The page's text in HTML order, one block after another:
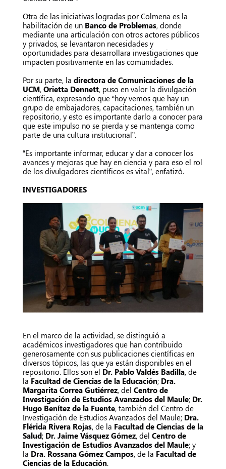
Otra de las iniciativas logradas por Colmena es la
habilitación de un Banco de Problemas, donde
mediante una articulación con otros actores públicos
y privados, se levantaron necesidades y
oportunidades para desarrollara investigaciones que
impacten positivamente en las comunidades.
Por su parte, la directora de Comunicaciones de la
UCM, Orietta Dennett, puso en valor la divulgación
científica, expresando que “hoy vemos que hay un
grupo de embajadores, capacitaciones, también un
repositorio, y esto es importante darlo a conocer para
que este impulso no se pierda y se mantenga como
parte de una cultura institucional”.
“Es importante informar, educar y dar a conocer los
avances y mejoras que hay en ciencia y para eso el rol
de los divulgadores científicos es vital”, enfatizó.
INVESTIGADORES
En el marco de la actividad, se distinguió a
académicos investigadores que han contribuido
generosamente con sus publicaciones científicas en
diversos tópicos, las que ya están disponibles en el
repositorio. Ellos son el Dr. Pablo Valdés Badilla, de
la Facultad de Ciencias de la Educación; Dra.
Margarita Correa Gutiérrez, del Centro de
Investigación de Estudios Avanzados del Maule; Dr.
Hugo Benítez de la Fuente, también del Centro de
Investigación de Estudios Avanzados del Maule; Dra.
Flérida Rivera Rojas, de la Facultad de Ciencias de la
Salud; Dr. Jaime Vásquez Gómez, del Centro de
Investigación de Estudios Avanzados del Maule; y
la Dra. Rossana Gómez Campos, de la Facultad de
Ciencias de la Educación.